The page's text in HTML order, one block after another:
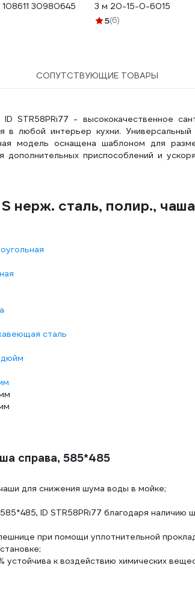
30980645
3 м 20-15-0-6015
5(6)
СОПУТСТВУЮЩИЕ ТОВАРЫ
STR58PRi77 - высококачественное
в любой интерьер кухни.
модель оснащена шаблоном для
дополнительных приспособлений и
нерж. сталь, полир., чаша
сталь
дюйм
справа, 585*485
для снижения шума воды в мойке;
ID STR58PRi77 благодаря наличию
при помощи уплотнительной
к воздействию химических